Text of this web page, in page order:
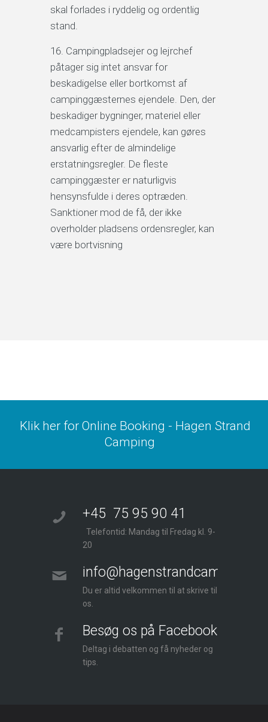
skal forlades i ryddelig og ordentlig
stand.
Campingpladsejer og lejrchef
påtager sig intet ansvar for
beskadigelse eller bortkomst af
campinggæsternes ejendele. Den, der
beskadiger bygninger, materiel eller
medcampisters ejendele, kan gøres
ansvarlig efter de almindelige
erstatningsregler. De fleste
campinggæster er naturligvis
hensynsfulde i deres optræden.
Sanktioner mod de få, der ikke
overholder pladsens ordensregler, kan
være bortvisning
Klik her for Online Booking - Hagen Strand
Camping
+45 75 95 90 41
Telefontid: Mandag til Fredag kl. 9-
20
info@hagenstrandcamping.dk
Du er altid velkommen til at skrive til
os.
Besøg os på Facebook
Deltag i debatten og få nyheder og
tips.